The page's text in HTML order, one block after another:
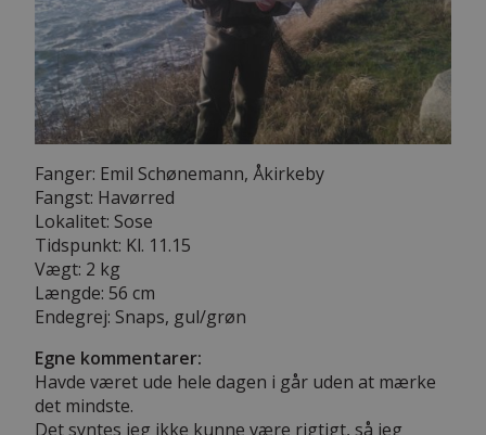
Fanger: Emil Schønemann, Åkirkeby
Fangst: Havørred
Lokalitet: Sose
Tidspunkt: Kl. 11.15
Vægt: 2 kg
Længde: 56 cm
Endegrej: Snaps, gul/grøn
Egne kommentarer:
Havde været ude hele dagen i går uden at mærke
det mindste.
Det syntes jeg ikke kunne være rigtigt, så jeg